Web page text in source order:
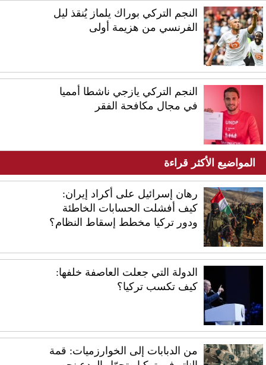
النجم التركي بوراك يلماز يُنقذ ليل
الفرنسي من هزيمة أولى
النجم التركي يازجي ناشطا أمميا
في مجال مكافحة الفقر
المواضيع الأكثر قراءة
رهان إسرائيل على أكراد إيران:
كيف أفشلت الحسابات الخاطئة
ودور تركيا مخطط إسقاط النظام؟
الدولة التي جعلت العاصفة خلفها:
كيف تكسب تركيا؟
من الدبابات إلى الخوارزميات: قمة